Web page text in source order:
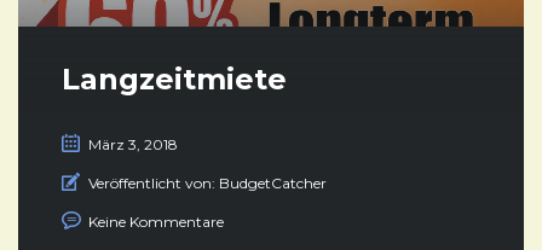
Langzeitmiete
März 3, 2018
Veröffentlicht von: BudgetCatcher
Keine Kommentare